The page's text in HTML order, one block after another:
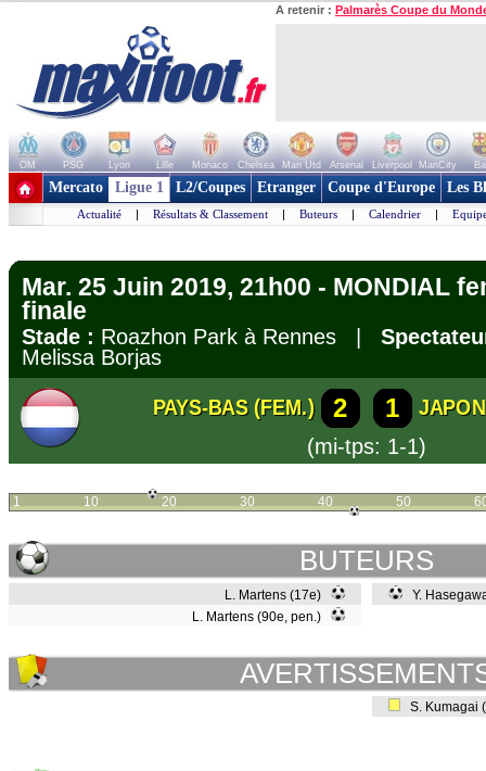
A retenir : Palmarès Coupe du
OM PSG Lyon Lille Monaco Chelsea Man Utd Arsenal Liverpool ManCity
+ de clubs
Mercato Ligue 1 L2/Coupes Etranger Coupe d'Europe Les
Actualité | Résultats & Classement | Buteurs | Calendrier |
Mar. 25 Juin 2019, 21h00 - MONDIAL
finale
Stade : Roazhon Park à Rennes |
Melissa Borjas
PAYS-BAS (FEM.) 2 1
(mi-tps: 1-1)
1 10 20 30 40 50
BUTEURS
L. Martens (17e)
L. Martens (90e, pen.)
Y.
S. Kumagai